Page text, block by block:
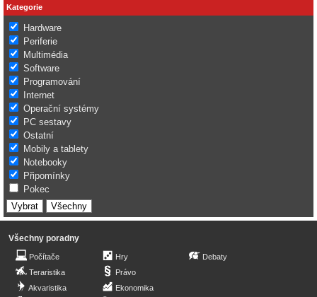
Kategorie
Hardware
Periferie
Multimédia
Software
Programování
Internet
Operační systémy
PC sestavy
Ostatní
Mobily a tablety
Notebooky
Připomínky
Pokec
Všechny poradny
Počítače
Teraristika
Akvaristika
Hry
Právo
Ekonomika
Debaty